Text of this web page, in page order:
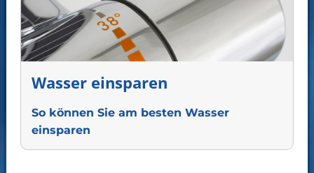
Wasser einsparen
So können Sie am besten Wasser
einsparen